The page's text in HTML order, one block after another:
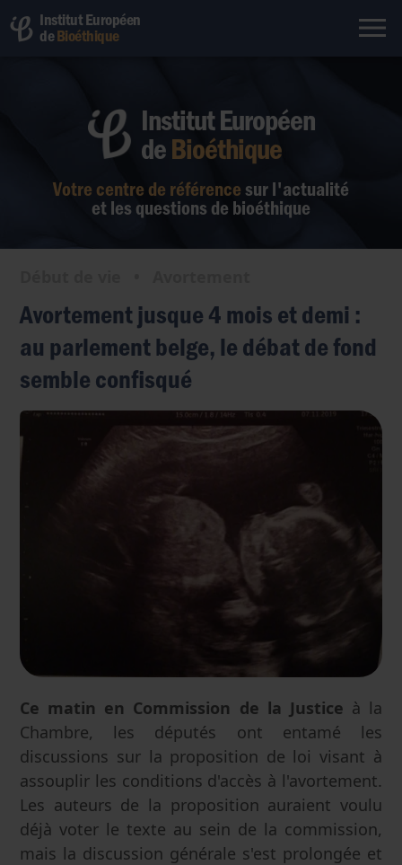
Institut Européen
deBioéthique
Votre centre de référence sur l'actualité
et les questions de bioéthique
Institut Européen
deBioéthique
Avortement jusque 4 mois et demi :
au parlement belge, le débat de fond
semble confisqué
Ce matin en Commission de la Justice à la
Chambre, les députés ont entamé les
discussions sur la proposition de loi visant à
assouplir les conditions d'accès à l'avortement.
Les auteurs de la proposition auraient voulu
déjà voter le texte au sein de la commission,
mais la discussion générale s'est prolongée et